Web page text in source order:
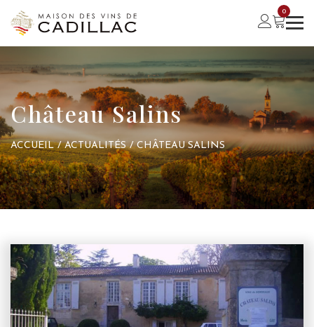
0
Château Salins
ACCUEIL / ACTUALITÉS / CHÂTEAU SALINS